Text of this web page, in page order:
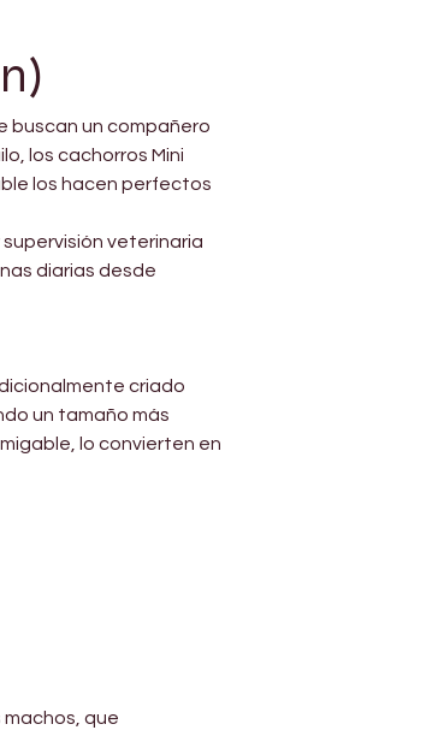
buscan un compañero
los cachorros Mini
los hacen perfectos
veterinaria
diarias desde
criado
un tamaño más
lo convierten en
que